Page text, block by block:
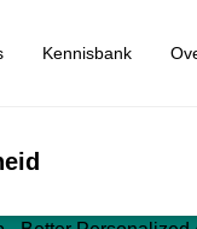
Kennisbank